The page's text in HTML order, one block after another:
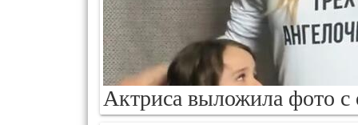
Актриса выложила фото с